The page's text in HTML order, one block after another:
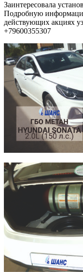
Заинтересовала
Подробную
действующих акциях
+79600355307